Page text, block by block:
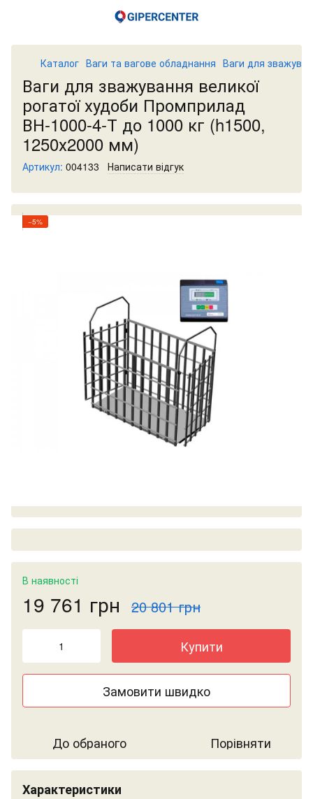
Каталог Ваги та вагове обладнання Ваги для
Ваги для зважування великої
рогатої худоби Промприлад
ВН-1000-4-Т до 1000 кг (h1500,
1250х2000 мм)
Артикул: 004133 Написати відгук
−5%
В наявності
19 761 грн 20 801 грн
Купити
Замовити швидко
До обраного Порівняти
Характеристики